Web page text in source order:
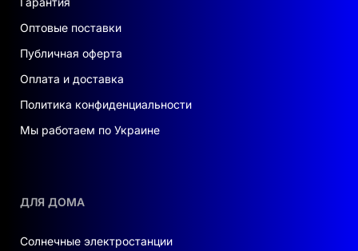
мигание
Индикатор ошибки: красный/зелёный,
Оптовые поставки
Публичная оферта
Оплата и доставка
Политика конфиденциальности
Мы работаем по Украине
ДЛЯ ДОМА
Солнечные электростанции